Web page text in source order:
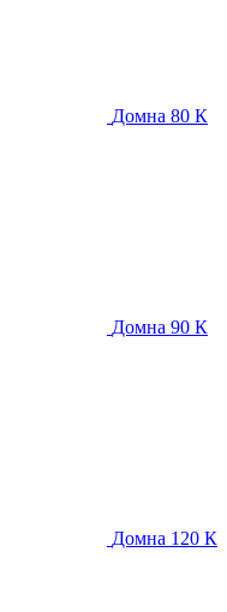
Домна 80 К
Домна 90 К
Домна 120 К